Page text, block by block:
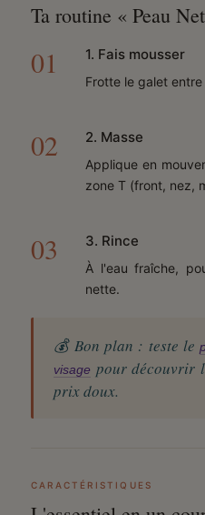
Ta routine « Peau
1. Fais mousser
Frotte le galet
2. Masse
Applique en
zone T (front, nez,
3. Rince
À l'eau fraîche,
nette.
💰 Bon plan : teste le
visage pour découvrir
prix doux.
CARACTÉRISTIQUES